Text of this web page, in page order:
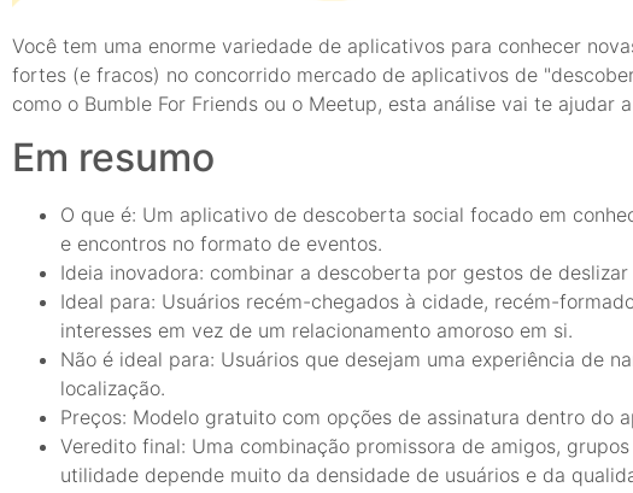
Você tem uma enorme variedade de aplicativos para conhecer
fortes (e fracos) no concorrido mercado de aplicativos de
como o Bumble For Friends ou o Meetup, esta análise vai te
Em resumo
O que é: Um aplicativo de descoberta social focado em
e encontros no formato de eventos.
Ideia inovadora: combinar a descoberta por gestos de
Ideal para: Usuários recém-chegados à cidade, recém-
interesses em vez de um relacionamento amoroso em si.
Não é ideal para: Usuários que desejam uma experiência de
localização.
Preços: Modelo gratuito com opções de assinatura dentro
Veredito final: Uma combinação promissora de amigos,
utilidade depende muito da densidade de usuários e da